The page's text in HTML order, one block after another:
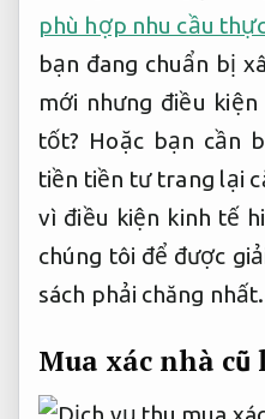
phù hợp nhu cầu
bạn đang chuẩn bị
mới nhưng điều
tốt? Hoặc bạn cần
tiền tiền tư trang lại
vì điều kiện kinh tế
chúng tôi để được
sách phải chăng nhất.
Mua xác nhà cũ